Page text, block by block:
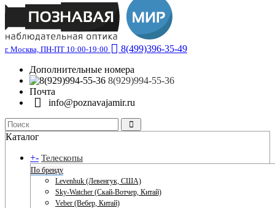
г. Москва, ПН-ПТ 10:00-19:00
8(499)396-35-49
Дополнительные номера
8(929)994-55-36
Почта
info@poznavajamir.ru
Каталог
+- Телескопы
По бренду
Levenhuk (Левенгук, США)
Sky-Watcher (Скай-Вотчер, Китай)
Veber (Вебер, Китай)